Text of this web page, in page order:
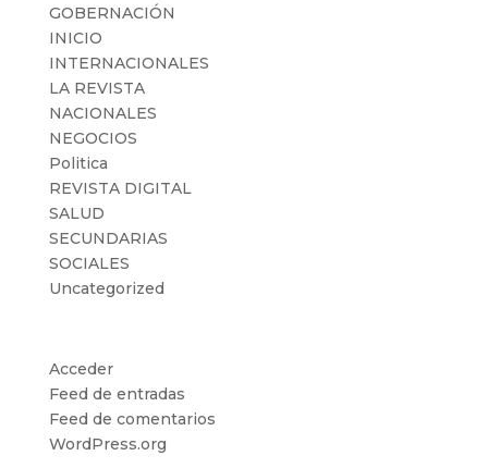
GOBERNACIÓN
INICIO
INTERNACIONALES
LA REVISTA
NACIONALES
NEGOCIOS
Politica
REVISTA DIGITAL
SALUD
SECUNDARIAS
SOCIALES
Uncategorized
Acceder
Feed de entradas
Feed de comentarios
WordPress.org